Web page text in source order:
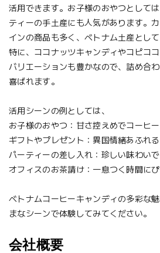
活用できます。お子様のおやつとして
ティーの手土産にも人気があります。
インの商品も多く、ベトナム土産とし
特に、ココナッツキャンディやコピコ
バリエーションも豊かなので、詰め合
喜ばれます。
活用シーンの例としては、
お子様のおやつ：甘さ控えめでコーヒ
ギフトやプレゼント：異国情緒あふれ
パーティーの差し入れ：珍しい味わい
オフィスのお茶請け：一息つく時間に
ベトナムコーヒーキャンディの多彩な
まなシーンで体験してみてください。
会社概要